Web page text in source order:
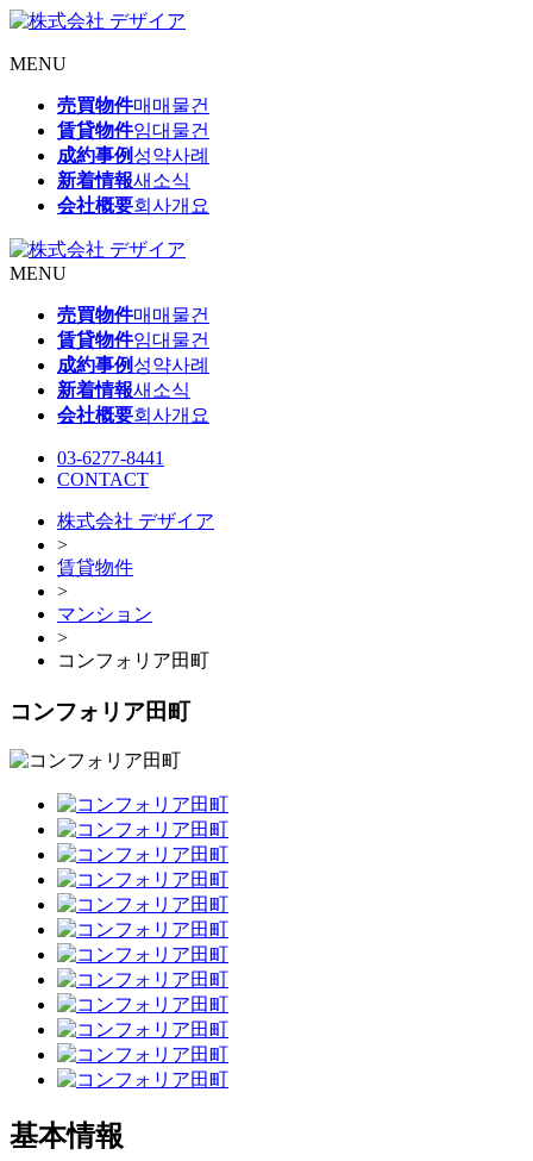
MENU
売買物件매매물건
賃貸物件임대물건
成約事例 성약사례
新着情報새소식
会社概要회사개요
MENU
売買物件매매물건
賃貸物件임대물건
成約事例 성약사례
新着情報새소식
会社概要회사개요
03-6277-8441
CONTACT
株式会社 デザイア
>
賃貸物件
>
マンション
>
コンフォリア田町
コンフォリア田町
基本情報